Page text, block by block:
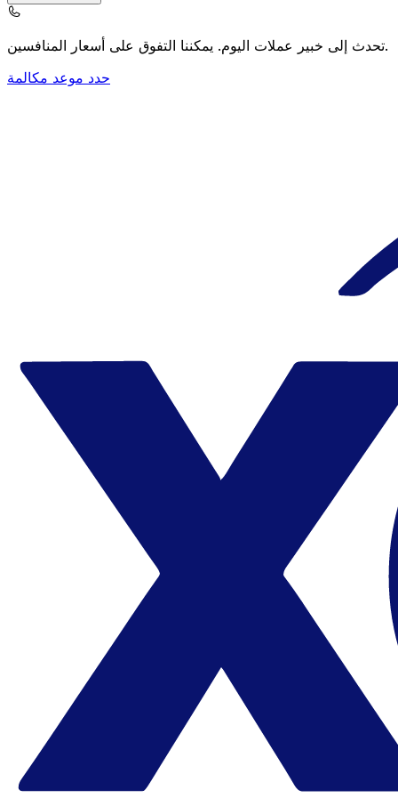
تحدث إلى خبير عملات اليوم.يمكننا التفوق على أسعار المنافسين.
حدد موعد مكالمة